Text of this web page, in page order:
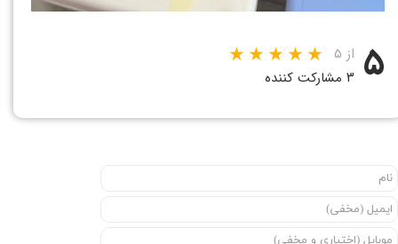
۵ از ۵
۳ مشارکت کننده